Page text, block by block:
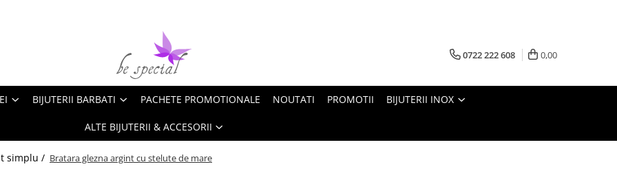
0722 222 608 0,00
BIJUTERII BARBATI PACHETE PROMOTIONALE NOUTATI PROMOTII BIJUTERII INOX
ALTE BIJUTERII & ACCESORII
simplu / Bratara glezna argint cu stelute de mare